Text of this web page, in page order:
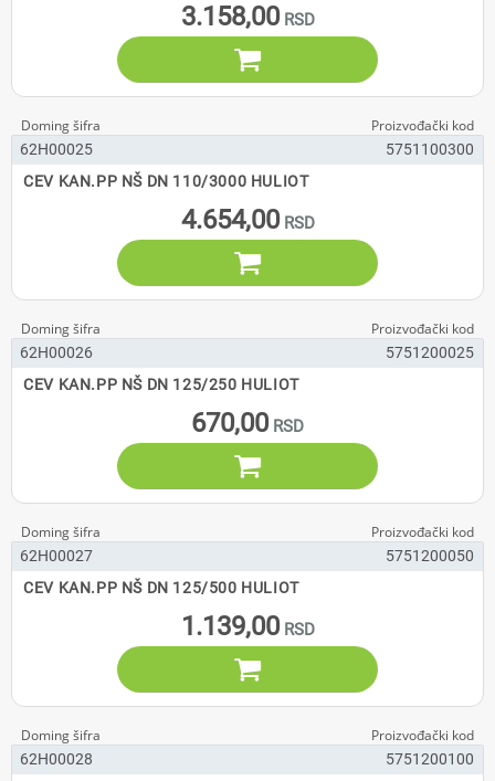
3.158,00

62H00025
5751100300
CEV KAN.PP NŠ DN 110/3000 HULIOT
4.654,00

62H00026
5751200025
CEV KAN.PP NŠ DN 125/250 HULIOT
670,00

62H00027
5751200050
CEV KAN.PP NŠ DN 125/500 HULIOT
1.139,00

62H00028
5751200100